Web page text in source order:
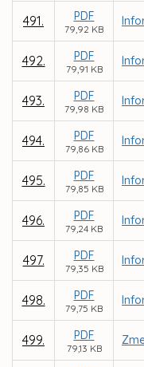
491. PDF
79,92 KB
492. PDF
79,91 KB
493. PDF
79,98 KB
494. PDF
79,86 KB
495. PDF
79,85 KB
496. PDF
79,24 KB
497. PDF
79,35 KB
498. PDF
79,75 KB
499. PDF
79,13 KB